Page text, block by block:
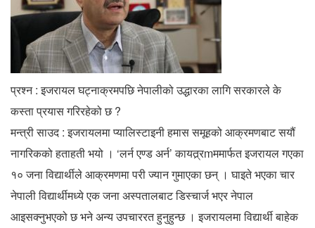
प्रश्न : इजरायल घट्नाक्रमपछि नेपालीको उद्धारका लागि सरकारले के
कस्ता प्रयास गरिरहेको छ ?
मन्त्री साउद : इजरायलमा प्यालिस्टाइनी हमास समूहको आक्रमणबाट सयौं
नागरिकको हताहती भयो । ‘लर्न एण्ड अर्न’ कायत्र्रmममार्फत इजरायल गएका
१० जना विद्यार्थीले आक्रमणमा परी ज्यान गुमाएका छन् । घाइते भएका चार
नेपाली विद्यार्थीमध्ये एक जना अस्पतालबाट डिस्चार्ज भएर नेपाल
आइसक्नुभएको छ भने अन्य उपचाररत हुनुहुन्छ । इजरायलमा विद्यार्थी बाहेक